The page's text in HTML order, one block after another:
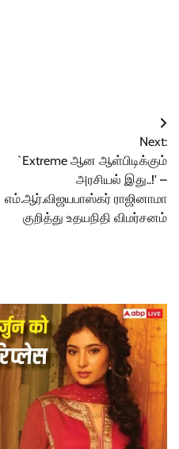
Next:
`Extreme ஆன ஆள்பிடிக்கும்
அரசியல் இது..!' –
எம்.ஆர்.விஜயபாஸ்கர் ராஜினாமா
குறித்து உதயநிதி விமர்சனம்